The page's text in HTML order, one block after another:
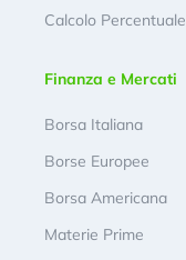
Calcolo Percentuale
Finanza e Mercati
Borsa Italiana
Borse Europee
Borsa Americana
Materie Prime